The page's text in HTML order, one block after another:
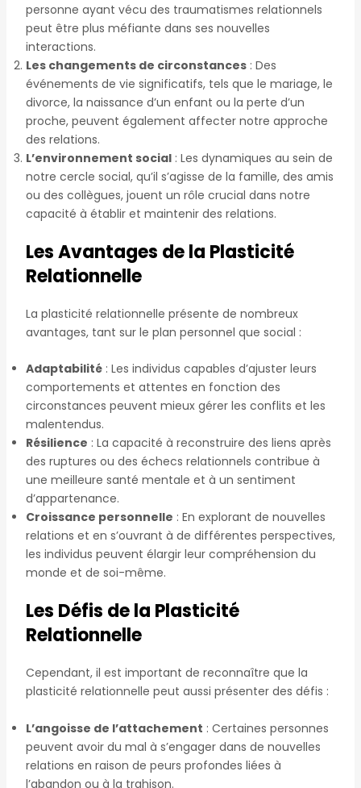
personne ayant vécu des traumatismes relationnels
peut être plus méfiante dans ses nouvelles
interactions.
Les changements de circonstances: Des
événements de vie significatifs, tels que le mariage, le
divorce, la naissance d’un enfant ou la perte d’un
proche, peuvent également affecter notre approche
des relations.
L’environnement social: Les dynamiques au sein de
notre cercle social, qu’il s’agisse de la famille, des amis
ou des collègues, jouent un rôle crucial dans notre
capacité à établir et maintenir des relations.
Les Avantages de la Plasticité
Relationnelle
La plasticité relationnelle présente de nombreux
avantages, tant sur le plan personnel que social :
Adaptabilité: Les individus capables d’ajuster leurs
comportements et attentes en fonction des
circonstances peuvent mieux gérer les conflits et les
malentendus.
Résilience : La capacité à reconstruire des liens après
des ruptures ou des échecs relationnels contribue à
une meilleure santé mentale et à un sentiment
d’appartenance.
Croissance personnelle : En explorant de nouvelles
relations et en s’ouvrant à de différentes perspectives,
les individus peuvent élargir leur compréhension du
monde et de soi-même.
Les Défis de la Plasticité
Relationnelle
Cependant, il est important de reconnaître que la
plasticité relationnelle peut aussi présenter des défis :
L’angoisse de l’attachement : Certaines personnes
peuvent avoir du mal à s’engager dans de nouvelles
relations en raison de peurs profondes liées à
l’abandon ou à la trahison.